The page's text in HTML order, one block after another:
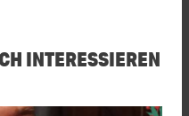
INTERESSIEREN